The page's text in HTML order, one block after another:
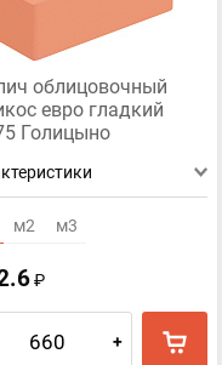
М-300
двойной Гжель
Клинкерный
облицовочный
евро гладкий
Голицыно
м2 м3
₽
+